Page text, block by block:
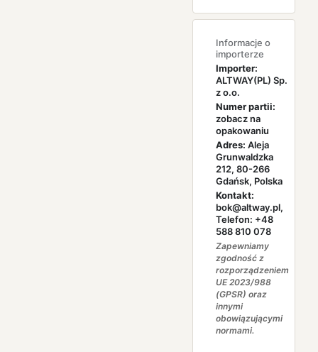
Informacje o
importerze
Importer:
ALTWAY(PL) Sp.
z o.o.
Numer partii:
zobacz na
opakowaniu
Adres: Aleja
Grunwaldzka
212, 80-266
Gdańsk, Polska
Kontakt:
bok@altway.pl,
Telefon: +48
588 810 078
Zapewniamy
zgodność z
rozporządzeniem
UE 2023/988
(GPSR) oraz
innymi
obowiązującymi
normami.